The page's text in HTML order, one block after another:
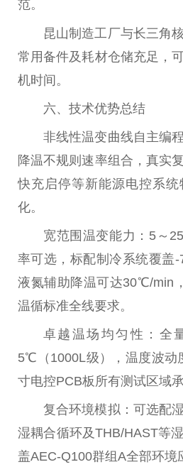
范。
昆山制造工厂与长三角
常用备件及耗材仓储充足，
机时间。
六、技术优势总结
非线性温变曲线自主编
降温不规则速率组合，真实
快充启停等新能源电控系
化。
宽范围温变能力：5～
率可选，标配制冷系统覆
液氮辅助降温可达30℃/min
温循标准全线要求。
卓越温场均匀性：全
5℃（1000L级），温度波动
寸电控PCB板所有测试区域
复合环境模拟：可选配
湿耦合循环及THB/HAST等
盖AEC-Q100群组A全部环境